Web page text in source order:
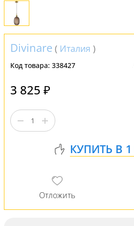
Divinare ( Италия )
Код товара: 338427
3 825 ₽